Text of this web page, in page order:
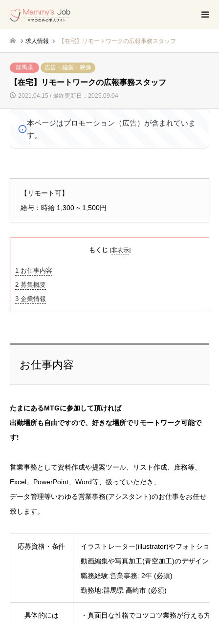
求人情報 【在宅】リモートワークの広報事務スタッフ
群馬県 広告・編集・映像
【在宅】リモートワークの広報事務スタッフ
2021.04.15 / 最終更新日：2025.09.04
本ページはプロモーション（広告）が含まれていま
す。
【リモート可】
給与：時給 1,300 ~ 1,500円
もくじ [非表示]
1 お仕事内容
2 募集概要
3 企業情報
お仕事内容
たまにあるMTGに参加して頂ければ
出勤場所も自由ですので、好きな場所でリモートワーク可能で
す!
営業事務として資料作成や提案ツール、リスト作成、庶務等、
Excel、PowerPoint、Word等、扱っていただき、
データ管理等いわゆる営業事務(アシスタント)のお仕事をお任せ
致します。
応募資格・条件
イラストレーター(illustrator)やフォトショ
動画編集や写真加工(青空加工)のデザイン出
職務経験:営業事務: 2年 (必須)
勤務地:群馬県 高崎市 (必須)
具体的には
・真面目な性格でコツコツ業務が行える方